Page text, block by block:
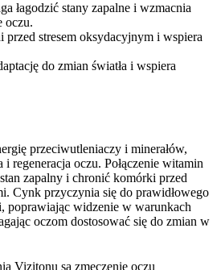
łagodzić stany zapalne i wzmacnia
oczu.
przed stresem oksydacyjnym i wspiera
do zmian światła i wspiera
przeciwutleniaczy i minerałów,
regeneracja oczu. Połączenie witamin
zapalny i chronić komórki przed
Cynk przyczynia się do prawidłowego
poprawiając widzenie w warunkach
oczom dostosować się do zmian w
Vizitonu są zmęczenie oczu